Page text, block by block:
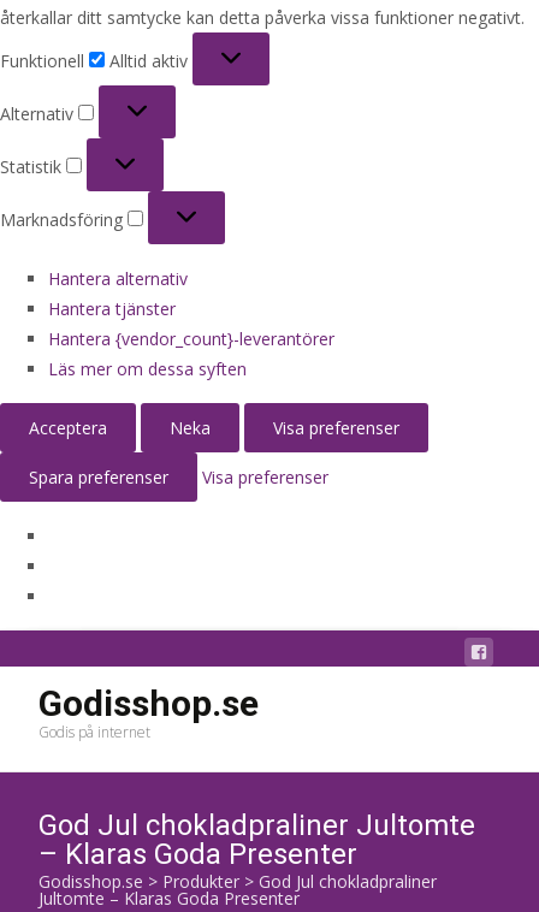
återkallar ditt samtycke kan detta påverka vissa funktioner negativt.
Funktionell
Alltid aktiv
Alternativ
Statistik
Marknadsföring
Hantera alternativ
Hantera tjänster
Hantera {vendor_count}-leverantörer
Läs mer om dessa syften
Acceptera Neka Visa preferenser
Spara preferenser Visa preferenser
Godisshop.se
Godis på internet
God Jul chokladpraliner Jultomte
– Klaras Goda Presenter
Godisshop.se > Produkter > God Jul chokladpraliner
Jultomte – Klaras Goda Presenter